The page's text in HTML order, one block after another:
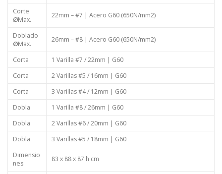
Corte
∅Max.
22mm – #7 | Acero G60 (650N/mm2)
Doblado
∅Max.
26mm – #8 | Acero G60 (650N/mm2)
Corta
1 Varilla #7 / 22mm | G60
Corta
2 Varillas #5 / 16mm | G60
Corta
3 Varillas #4 / 12mm | G60
Dobla
1 Varilla #8 / 26mm | G60
Dobla
2 Varillas #6 / 20mm | G60
Dobla
3 Varillas #5 / 18mm | G60
Dimensio
nes
83 x 88 x 87 h cm